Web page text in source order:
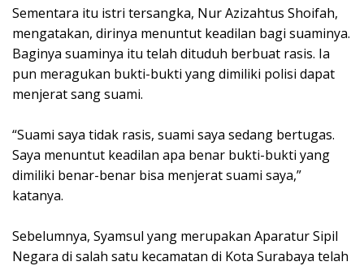
Sementara itu istri tersangka, Nur Azizahtus Shoifah,
mengatakan, dirinya menuntut keadilan bagi suaminya.
Baginya suaminya itu telah dituduh berbuat rasis. Ia
pun meragukan bukti-bukti yang dimiliki polisi dapat
menjerat sang suami.
“Suami saya tidak rasis, suami saya sedang bertugas.
Saya menuntut keadilan apa benar bukti-bukti yang
dimiliki benar-benar bisa menjerat suami saya,”
katanya.
Sebelumnya, Syamsul yang merupakan Aparatur Sipil
Negara di salah satu kecamatan di Kota Surabaya telah